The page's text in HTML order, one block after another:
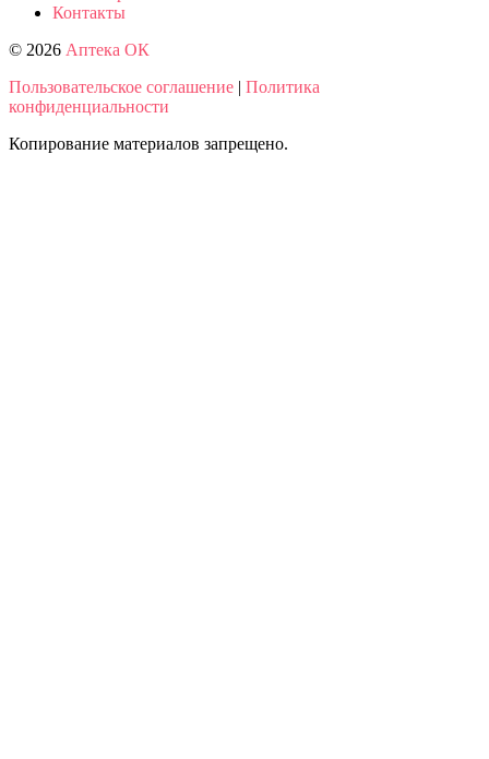
Контакты
© 2026 Аптека ОК
Пользовательское соглашение | Политика
конфиденциальности
Копирование материалов запрещено.